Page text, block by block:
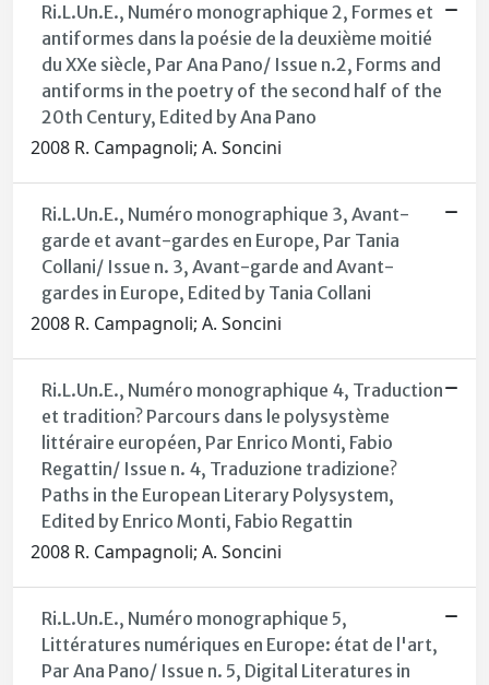
Ri.L.Un.E., Numéro monographique 2, Formes et
antiformes dans la poésie de la deuxième moitié
du XXe siècle, Par Ana Pano/ Issue n.2, Forms and
antiforms in the poetry of the second half of the
20th Century, Edited by Ana Pano
2008 R. Campagnoli; A. Soncini
Ri.L.Un.E., Numéro monographique 3, Avant-
garde et avant-gardes en Europe, Par Tania
Collani/ Issue n. 3, Avant-garde and Avant-
gardes in Europe, Edited by Tania Collani
2008 R. Campagnoli; A. Soncini
Ri.L.Un.E., Numéro monographique 4, Traduction
et tradition? Parcours dans le polysystème
littéraire européen, Par Enrico Monti, Fabio
Regattin/ Issue n. 4, Traduzione tradizione?
Paths in the European Literary Polysystem,
Edited by Enrico Monti, Fabio Regattin
2008 R. Campagnoli; A. Soncini
Ri.L.Un.E., Numéro monographique 5,
Littératures numériques en Europe: état de l'art,
Par Ana Pano/ Issue n. 5, Digital Literatures in